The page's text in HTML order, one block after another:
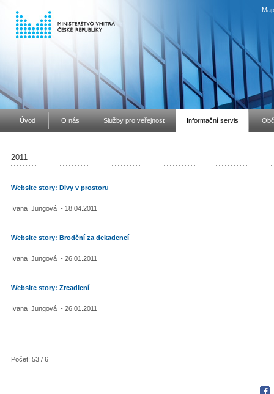
Úvod O nás Služby pro veřejnost Informační servis
2011
Website story: Divy v prostoru
Ivana Jungová - 18.04.2011
Website story: Brodění za dekadencí
Ivana Jungová - 26.01.2011
Website story: Zrcadlení
Ivana Jungová - 26.01.2011
Počet: 53 / 6